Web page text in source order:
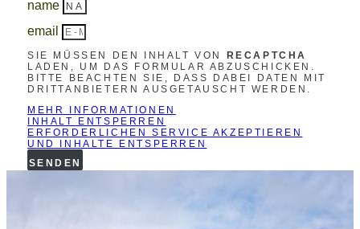
name
email
SIE MÜSSEN DEN INHALT VON
RECAPTCHA
LADEN, UM DAS FORMULAR ABZUSCHICKEN.
BITTE BEACHTEN SIE, DASS DABEI DATEN MIT
DRITTANBIETERN AUSGETAUSCHT WERDEN.
MEHR INFORMATIONEN
INHALT ENTSPERREN
ERFORDERLICHEN SERVICE AKZEPTIEREN
UND INHALTE ENTSPERREN
SENDEN